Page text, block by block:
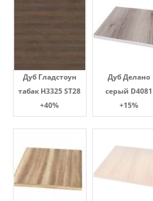
Дуб Гладстоун
табак H3325 ST28
+40%
Дуб Делано
серый D4081
+15%